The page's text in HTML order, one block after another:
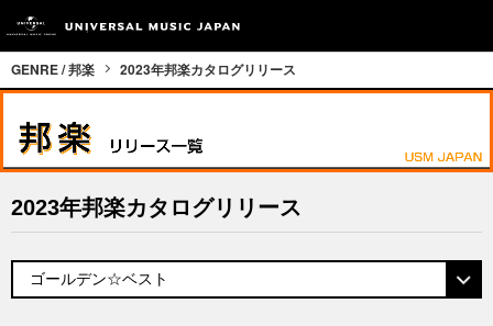
GENRE / 邦楽 2023年邦楽カタログリリース
2023年邦楽カタログリリース